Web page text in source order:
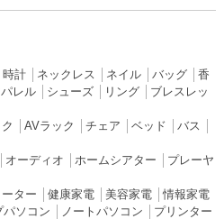
時計│ ネックレス ネイル│ バッグ│ 香
レル│ シューズ│ リング│ ブレスレッ
AVラック チェア ベッド バス
オーディオ ホームシアター
プレーヤ
ーター 健康家電│ 美容家電│情報家電
パソコン ノートパソコン
プリンター